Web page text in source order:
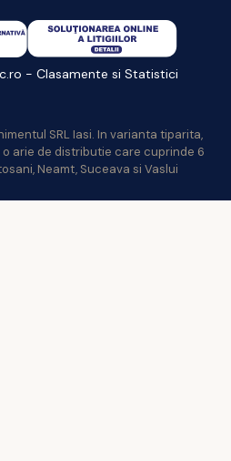
SRL Iasi. In varianta tiparita,
arie de distributie care cuprinde 6
Neamt, Suceava si Vaslui